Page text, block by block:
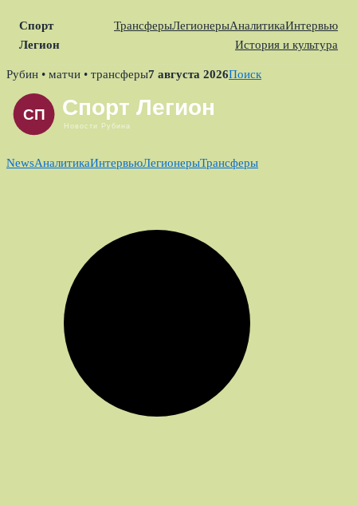
Спорт
Легион
ТрансферыЛегионерыАналитикаИнтервью
История и культура
Skip
content
Рубин • матчи • трансферы7 августа 2026Поиск
NewsАналитикаИнтервьюЛегионерыТрансферы